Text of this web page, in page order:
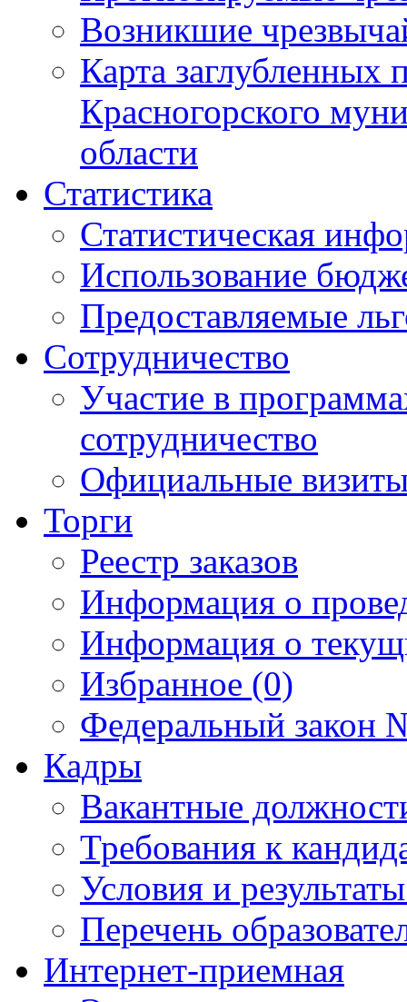
Возникшие
Карта
Красногорского
области
Статистика
Статистическая
Использование
Предоставляемые
Сотрудничество
Участие в
сотрудничество
Официальные
Торги
Реестр заказов
Информация о
Информация о
Избранное (0)
Федеральный закон
Кадры
Вакантные
Требования к
Условия и
Перечень
Интернет-приемная